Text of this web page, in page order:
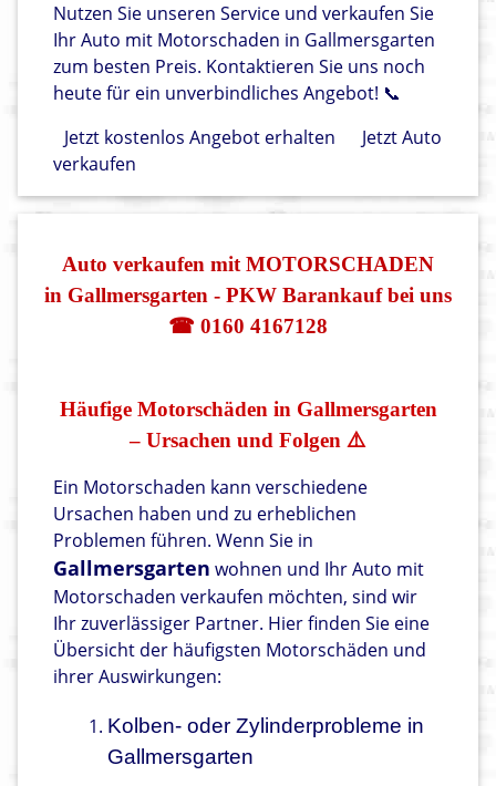
Nutzen Sie unseren Service und verkaufen Sie
Ihr Auto mit Motorschaden in Gallmersgarten
zum besten Preis. Kontaktieren Sie uns noch
heute für ein unverbindliches Angebot! 📞
Jetzt kostenlos Angebot erhalten
Jetzt Auto
verkaufen
Auto verkaufen mit MOTORSCHADEN
in Gallmersgarten - PKW Barankauf bei uns
☎ 0160 4167128
Häufige Motorschäden in Gallmersgarten
– Ursachen und Folgen ⚠️
Ein Motorschaden kann verschiedene
Ursachen haben und zu erheblichen
Problemen führen. Wenn Sie in
Gallmersgarten wohnen und Ihr Auto mit
Motorschaden verkaufen möchten, sind wir
Ihr zuverlässiger Partner. Hier finden Sie eine
Übersicht der häufigsten Motorschäden und
ihrer Auswirkungen:
Kolben- oder Zylinderprobleme in
Gallmersgarten